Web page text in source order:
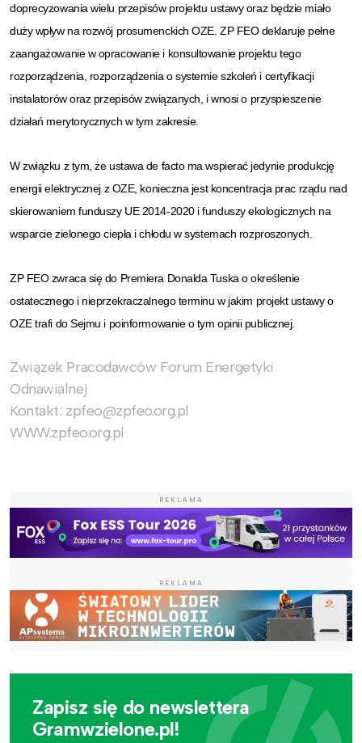
doprecyzowania wielu przepisów projektu ustawy oraz będzie miało
duży wpływ na rozwój prosumenckich OZE. ZP FEO deklaruje pełne
zaangażowanie w opracowanie i konsultowanie projektu tego
rozporządzenia, rozporządzenia o systemie szkoleń i certyfikacji
instalatorów oraz przepisów związanych, i wnosi o przyspieszenie
działań merytorycznych w tym zakresie.
W związku z tym, że ustawa de facto ma wspierać jedynie produkcję
energii elektrycznej z OZE, konieczna jest koncentracja prac rządu nad
skierowaniem funduszy UE 2014-2020 i funduszy ekologicznych na
wsparcie zielonego ciepła i chłodu w systemach rozproszonych.
ZP FEO zwraca się do Premiera Donalda Tuska o określenie
ostatecznego i nieprzekraczalnego terminu w jakim projekt ustawy o
OZE trafi do Sejmu i poinformowanie o tym opinii publicznej.
Związek Pracodawców Forum Energetyki
Odnawialnej
Kontakt: zpfeo@zpfeo.org.pl
WWW.zpfeo.org.pl
REKLAMA
REKLAMA
Zapisz się do newslettera
Gramwzielone.pl!